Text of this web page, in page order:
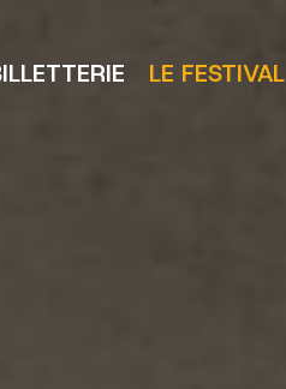
LE FESTIVAL